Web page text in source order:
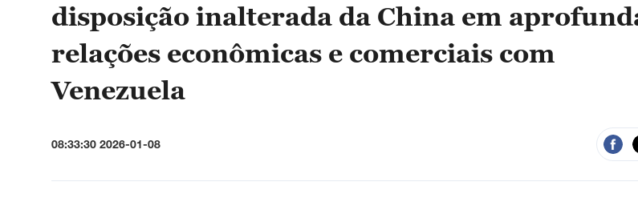
disposição inalterada da China em
relações econômicas e comerciais com
Venezuela
08:33:30 2026-01-08